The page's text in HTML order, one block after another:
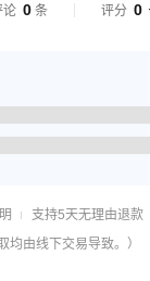
论 0 条 评分 0
支持5天无理由退款
均由线下交易导致。）